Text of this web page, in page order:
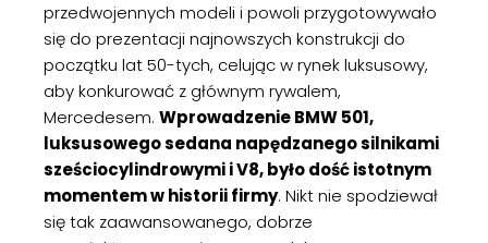
przedwojennych modeli i powoli przygotowywało
się do prezentacji najnowszych konstrukcji do
początku lat 50-tych, celując w rynek luksusowy,
aby konkurować z głównym rywalem,
Mercedesem. Wprowadzenie BMW 501,
luksusowego sedana napędzanego silnikami
sześciocylindrowymi i V8, było dość istotnym
momentem w historii firmy. Nikt nie spodziewał
się tak zaawansowanego, dobrze